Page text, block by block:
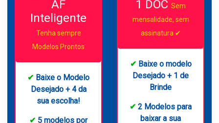
AF
Inteligente
Tenha sempre
Modelos Prontos
✔ Baixe o Modelo
Desejado + 4 da
sua escolha!
✔ 5 modelos por
1 DOC Sem
mensalidade, sem
assinatura ✔
✔ Baixe o modelo
Desejado + 1 de
Brinde
✔ 2 Modelos para
baixar a sua